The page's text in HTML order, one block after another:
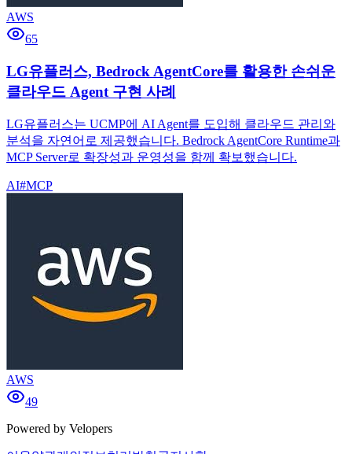
AWS
65
LG유플러스, Bedrock AgentCore를 활용한 손쉬운
클라우드 Agent 구현 사례
LG유플러스는 UCMP에 AI Agent를 도입해 클라우드 관리와
분석을 자연어로 제공했습니다. Bedrock AgentCore Runtime과
MCP Server로 확장성과 운영성을 함께 확보했습니다.
AI#MCP
AWS
49
Powered by Velopers